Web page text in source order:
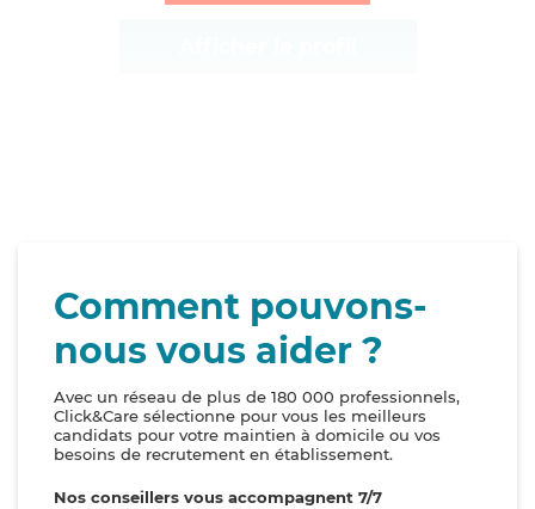
Comment pouvons-
nous vous aider ?
Avec un réseau de plus de 180 000 professionnels,
Click&Care sélectionne pour vous les meilleurs
candidats pour votre maintien à domicile ou vos
besoins de recrutement en établissement.
Nos conseillers vous accompagnent 7/7